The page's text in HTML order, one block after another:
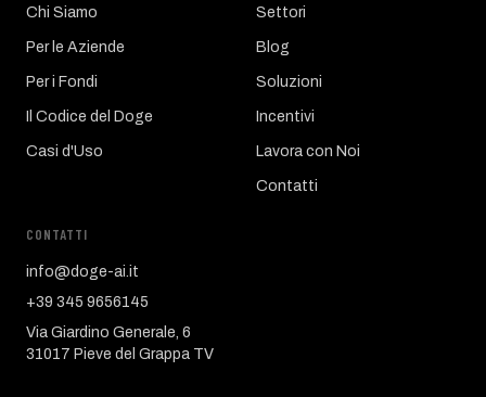
Chi Siamo
Per le Aziende
Per i Fondi
Il Codice del Doge
Casi d'Uso
Settori
Blog
Soluzioni
Incentivi
Lavora con Noi
Contatti
CONTATTI
info@doge-ai.it
+39 345 9656145
Via Giardino Generale, 6
31017 Pieve del Grappa TV